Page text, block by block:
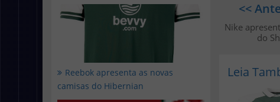
Reebok apresenta as novas
camisas do Hibernian
<<
Nike
do
Leia